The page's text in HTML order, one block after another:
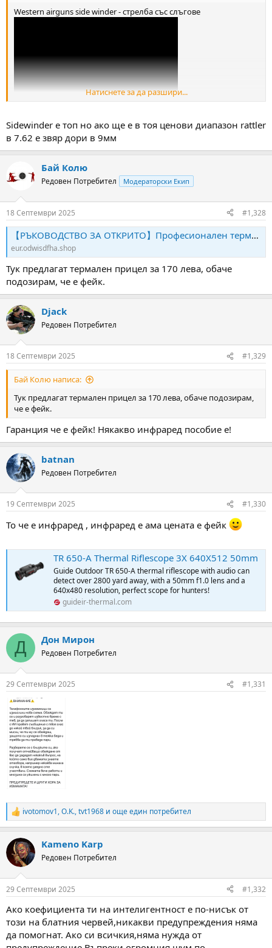
Western airguns side winder - стрелба със слъгове
Грешка явно цевта му е по-широка в 7.62 и е като hatsan bully
long само калибър .303 уплатнява цевта.
Натиснете за да разшири...
Sidewinder е топ но ако ще е в тоя ценови диапазон rattler
в 7.62 е звяр дори в 9мм
Бай Колю
Редовен Потребител Модераторски Екип
18 Септември 2025 #1,328
【РЪКОВОДСТВО ЗА ОТКРИТО】Професионален термовизионен телескоп TR650: Разстояние на прицелване до 2600 м, инфрачервена резолюция 640×512, AMOLED дисплей 1024×768
eur.odwisdfha.shop
Тук предлагат термален прицел за 170 лева, обаче
подозирам, че е фейк.
Djack
Редовен Потребител
18 Септември 2025 #1,329
Бай Колю написа:
Тук предлагат термален прицел за 170 лева, обаче подозирам,
че е фейк.
Гаранция че е фейк! Някакво инфраред пособие е!
batnan
Редовен Потребител
19 Септември 2025 #1,330
То че е инфраред , инфраред е ама цената е фейк
TR 650-A Thermal Riflescope 3X 640X512 50mm
Guide Outdoor TR 650-A thermal riflescope with audio can
detect over 2800 yard away, with a 50mm f1.0 lens and a
640x480 resolution, perfect scope for hunters!
guideir-thermal.com
Д Дон Мирон
Редовен Потребител
29 Септември 2025 #1,331
R
e
c
t
i
s
ivotomov1,O.K.,tvt1968 и още един потребител
Kameno Karp
Редовен Потребител
29 Септември 2025 #1,332
Ако коефициента ти на интелигентност е по-нисък от
този на блатния червей,никакви предупреждения няма
да помогнат. Ако си всичкия,няма нужда от